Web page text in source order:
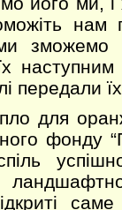
зможемо
передали
для
фонду